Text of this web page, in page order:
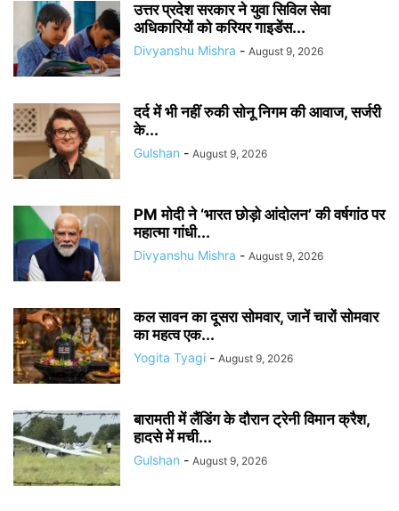
उत्तर प्रदेश सरकार ने युवा सिविल सेवा
अधिकारियों को करियर गाइडेंस...
Divyanshu Mishra - August 9, 2026
दर्द में भी नहीं रुकी सोनू निगम की आवाज, सर्जरी
के...
Gulshan - August 9, 2026
PM मोदी ने ‘भारत छोड़ो आंदोलन’ की वर्षगांठ पर
महात्मा गांधी...
Divyanshu Mishra - August 9, 2026
कल सावन का दूसरा सोमवार, जानें चारों सोमवार
का महत्व एक...
Yogita Tyagi - August 9, 2026
बारामती में लैंडिंग के दौरान ट्रेनी विमान क्रैश,
हादसे में मची...
Gulshan - August 9, 2026